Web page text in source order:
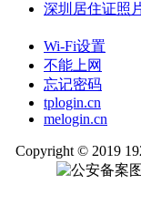
深圳居住证照
Wi-Fi设置
不能上网
忘记密码
tplogin.cn
melogin.cn
Copyright © 2019